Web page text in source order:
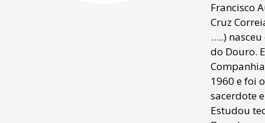
Francisco
Cruz
…..) nasceu
do Douro.
1960 e foi
sacerdote
Estudou